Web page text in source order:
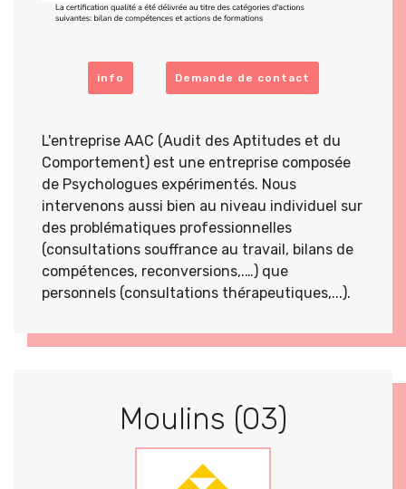
info Demande de contact
L'entreprise AAC (Audit des Aptitudes et du
Comportement) est une entreprise composée
de Psychologues expérimentés. Nous
intervenons aussi bien au niveau individuel sur
des problématiques professionnelles
(consultations souffrance au travail, bilans de
compétences, reconversions,.…) que
personnels (consultations thérapeutiques,...).
Moulins (03)